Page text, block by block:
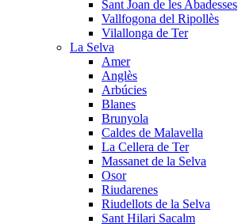
Sant Joan de les Abadesses
Vallfogona del Ripollès
Vilallonga de Ter
La Selva
Amer
Anglès
Arbúcies
Blanes
Brunyola
Caldes de Malavella
La Cellera de Ter
Massanet de la Selva
Osor
Riudarenes
Riudellots de la Selva
Sant Hilari Sacalm